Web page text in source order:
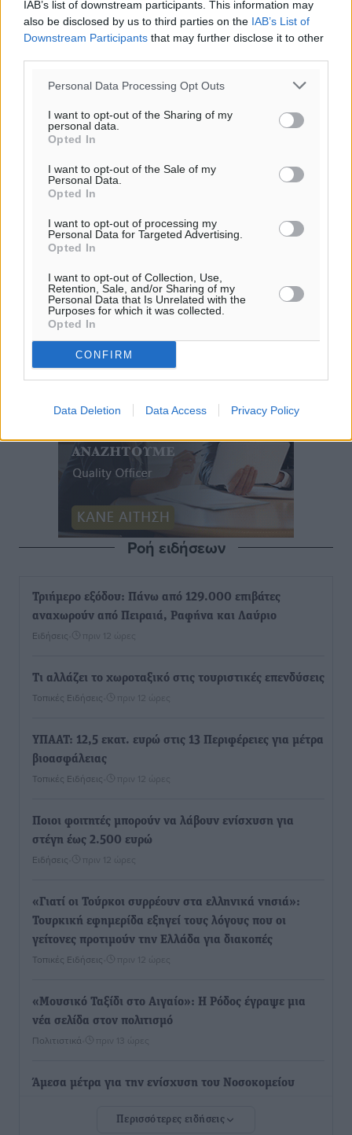
IAB’s list of downstream participants. This information may
also be disclosed by us to third parties on the IAB’s List of
Downstream Participants that may further disclose it to other
Personal Data Processing Opt Outs
I want to opt-out of the Sharing of my
personal data.
Opted In
I want to opt-out of the Sale of my
Personal Data.
Opted In
I want to opt-out of processing my
Personal Data for Targeted Advertising.
Opted In
I want to opt-out of Collection, Use,
Retention, Sale, and/or Sharing of my
Personal Data that Is Unrelated with the
Purposes for which it was collected.
Opted In
CONFIRM
Data Deletion Data Access Privacy Policy
Ροή ειδήσεων
Τριήμερο εξόδου: Πάνω από 129.000 επιβάτες
αναχωρούν από Πειραιά, Ραφήνα και Λαύριο
Ειδήσεις πριν 12 ώρες
Τι αλλάζει το χωροταξικό στις τουριστικές επενδύσεις
Τοπικές Ειδήσεις πριν 12 ώρες
ΥΠΑΑΤ: 12,5 εκατ. ευρώ στις 13 Περιφέρειες για μέτρα
βιοασφάλειας
Τοπικές Ειδήσεις πριν 12 ώρες
Ποιοι φοιτητές μπορούν να λάβουν ενίσχυση για
στέγη έως 2.500 ευρώ
Ειδήσεις πριν 12 ώρες
«Γιατί οι Τούρκοι συρρέουν στα ελληνικά νησιά»:
Τουρκική εφημερίδα εξηγεί τους λόγους που οι
γείτονες προτιμούν την Ελλάδα για διακοπές
Τοπικές Ειδήσεις πριν 12 ώρες
«Μουσικό Ταξίδι στο Αιγαίο»: Η Ρόδος έγραψε μια
νέα σελίδα στον πολιτισμό
Πολιτιστικά πριν 13 ώρες
Άμεσα μέτρα για την ενίσχυση του Νοσοκομείου
ανακοίνωσε ο Άδωνις Γεωργιάδης
Περισσότερες ειδήσεις